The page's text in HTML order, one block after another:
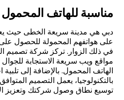
مناسبة للهاتف المحمول
دبي هي مدينة سريعة الخطى حيث
على هواتفهم المحمولة للحصول
في ذلك الزوار. تركز شركة تصميم
مواقع ويب سريعة الاستجابة للجوال
الهاتف المحمول. بالإضافة إلى
بالتكنولوجيا، يعمل التصميم
توسيع نطاق وصول شركتك وتعزيز